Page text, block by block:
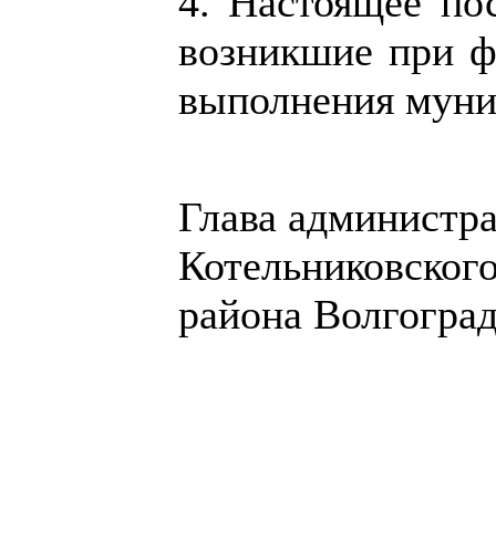
возникшие при
выполнения
Глава
района